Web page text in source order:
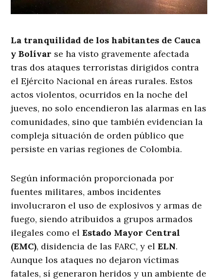
La tranquilidad de los habitantes de Cauca
y Bolívar se ha visto gravemente afectada
tras dos ataques terroristas dirigidos contra
el Ejército Nacional en áreas rurales. Estos
actos violentos, ocurridos en la noche del
jueves, no solo encendieron las alarmas en las
comunidades, sino que también evidencian la
compleja situación de orden público que
persiste en varias regiones de Colombia.
Según información proporcionada por
fuentes militares, ambos incidentes
involucraron el uso de explosivos y armas de
fuego, siendo atribuidos a grupos armados
ilegales como elEstado Mayor Central
(EMC), disidencia de las FARC, y elELN.
Aunque los ataques no dejaron víctimas
fatales, sí generaron heridos y un ambiente de